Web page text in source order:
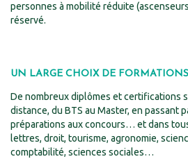
personnes à mobilité réduite
réservé.
UN LARGE CHOIX DE FORMATIONS
De nombreux diplômes et certifications
distance, du BTS au Master, en passant
préparations aux concours… et dans
lettres, droit, tourisme, agronomie,
comptabilité, sciences sociales…